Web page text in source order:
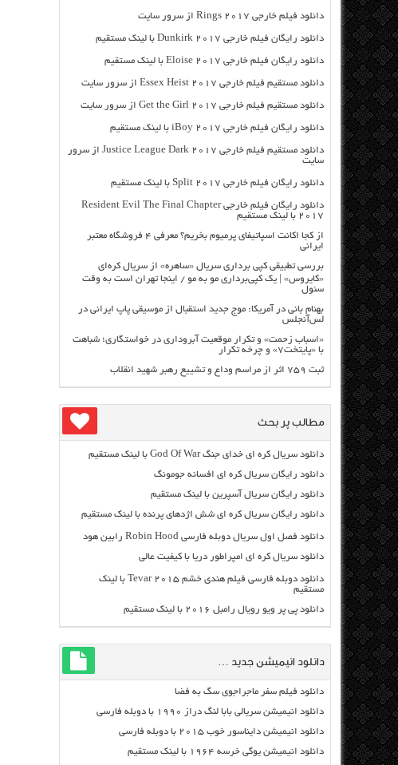
دانلود فیلم خارجی Rings 2017 از سرور سایت
دانلود رایگان فیلم خارجی Dunkirk 2017 با لینک مستقیم
دانلود رایگان فیلم خارجی Eloise 2017 با لینک مستقیم
دانلود مستقیم فیلم خارجی Essex Heist 2017 از سرور سایت
دانلود مستقیم فیلم خارجی Get the Girl 2017 از سرور سایت
دانلود رایگان فیلم خارجی iBoy 2017 با لینک مستقیم
دانلود مستقیم فیلم خارجی Justice League Dark 2017 از سرور
سایت
دانلود رایگان فیلم خارجی Split 2017 با لینک مستقیم
دانلود رایگان فیلم خارجی Resident Evil The Final Chapter
2017 با لینک مستقیم
از کجا اکانت اسپاتیفای پرمیوم بخریم؟ معرفی ۴ فروشگاه معتبر
ایرانی
بررسی تطبیقی کپی برداری سریال «ساهره» از سریال کره‌ای
«کایروس» | یک کپی‌برداری مو به مو / اینجا تهران است به وقت
سئول
بهنام بانی در آمریکا: موج جدید استقبال از موسیقی پاپ ایرانی در
لس‌آنجلس
«اسباب زحمت» و تکرار موقعیت آبروداری در خواستگاری؛ شباهت
با «پایتخت۷» و چرخه تکرار
ثبت ۷۵۹ اثر از مراسم وداع و تشییع رهبر شهید انقلاب
مطالب پر بحث
دانلود سریال کره ای خدای جنگ God Of War با لینک مستقیم
دانلود رایگان سریال کره ای افسانه جومونگ
دانلود رایگان سریال آسپرین با لینک مستقیم
دانلود رایگان سریال کره ای شش اژدهای پرنده با لینک مستقیم
دانلود فصل اول سریال دوبله فارسی Robin Hood رابین هود
دانلود سریال کره ای امپراطور دریا با کیفیت عالی
دانلود دوبله فارسی فیلم هندی خشم Tevar ۲۰۱۵ با لینک
مستقیم
دانلود پی پر ویو رویال رامبل ۲۰۱۶ با لینک مستقیم
دانلود انیمیشن جدید …
دانلود فیلم سفر ماجراجوی سگ به فضا
دانلود انیمیشن سریالی بابا لنگ دراز ۱۹۹۰ با دوبله فارسی
دانلود انیمیشن دایناسور خوب ۲۰۱۵ با دوبله فارسی
دانلود انیمیشن یوگی خرسه ۱۹۶۴ با لینک مستقیم